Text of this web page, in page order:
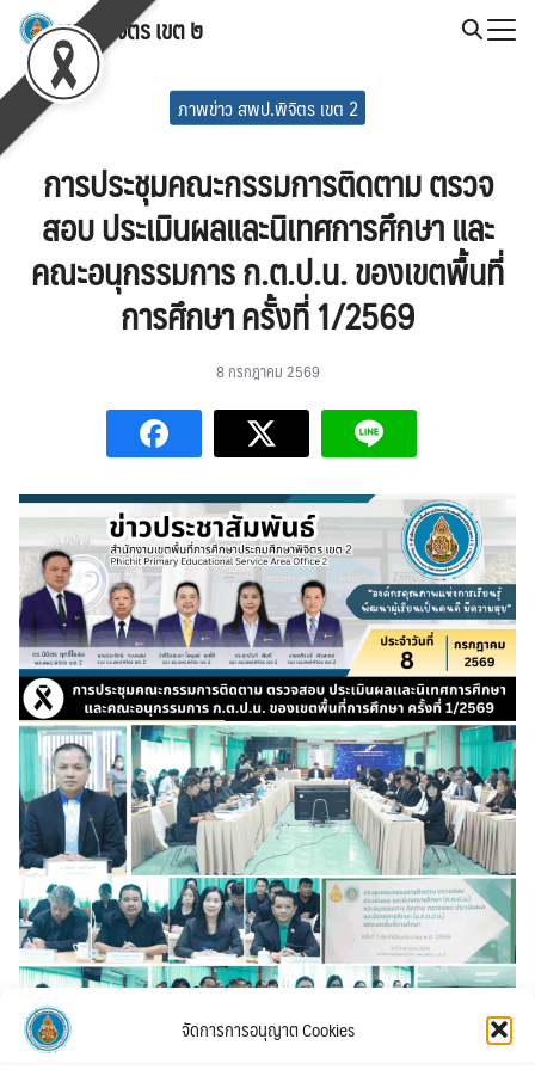
จัดการการอนุญาต Cookies
Skip
content
สพป.พิจิตร เขต ๒
Search
for: ภาพข่าว สพป.พิจิตร เขต 2
การประชุมคณะกรรมการติดตาม ตรวจ
สอบ ประเมินผลและนิเทศการศึกษา และ
คณะอนุกรรมการ ก.ต.ป.น. ของเขตพื้นที่
การศึกษา ครั้งที่ 1/2569
8 กรกฎาคม 2569